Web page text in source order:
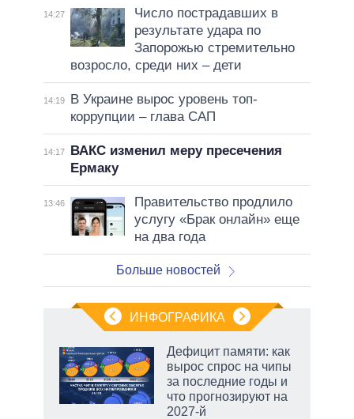
14:27
Число пострадавших в
результате удара по
Запорожью стремительно
возросло, среди них – дети
14:19
В Украине вырос уровень топ-
коррупции – глава САП
14:17
ВАКС изменил меру пресечения
Ермаку
13:46
Правительство продлило
услугу «Брак онлайн» еще
на два года
Больше новостей
ИНФОГРАФИКА
Дефицит памяти: как
вырос спрос на чипы
за последние годы и
что прогнозируют на
2027-й